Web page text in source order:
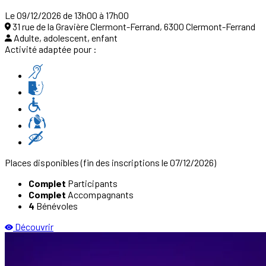
Le 09/12/2026 de 13h00 à 17h00
31 rue de la Gravière Clermont-Ferrand, 6300 Clermont-Ferrand
Adulte, adolescent, enfant
Activité adaptée pour :
Places disponibles(fin des inscriptions le 07/12/2026)
Complet Participants
Complet Accompagnants
4 Bénévoles
Découvrir